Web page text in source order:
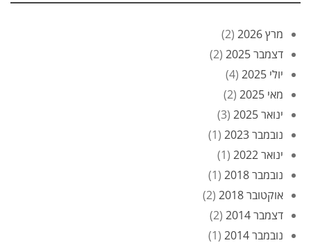
מרץ 2026
(2)
דצמבר 2025
(2)
יולי 2025
(4)
מאי 2025
(2)
ינואר 2025
(3)
נובמבר 2023
(1)
ינואר 2022
(1)
נובמבר 2018
(1)
אוקטובר 2018
(2)
דצמבר 2014
(2)
נובמבר 2014
(1)